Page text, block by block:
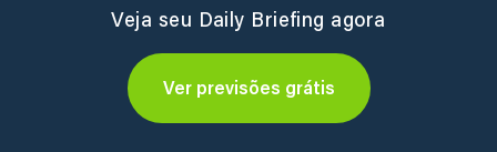
Veja seu Daily Briefing agora
Ver previsões grátis